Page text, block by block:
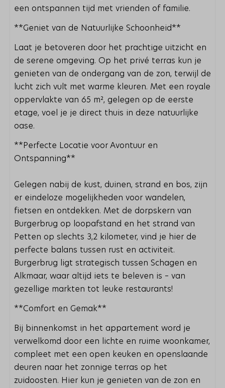
een ontspannen tijd met vrienden of familie.
**Geniet van de Natuurlijke Schoonheid**
Laat je betoveren door het prachtige uitzicht en
de serene omgeving. Op het privé terras kun je
genieten van de ondergang van de zon, terwijl de
lucht zich vult met warme kleuren. Met een royale
oppervlakte van 65 m², gelegen op de eerste
etage, voel je je direct thuis in deze natuurlijke
oase.
**Perfecte Locatie voor Avontuur en
Ontspanning**
Gelegen nabij de kust, duinen, strand en bos, zijn
er eindeloze mogelijkheden voor wandelen,
fietsen en ontdekken. Met de dorpskern van
Burgerbrug op loopafstand en het strand van
Petten op slechts 3,2 kilometer, vind je hier de
perfecte balans tussen rust en activiteit.
Burgerbrug ligt strategisch tussen Schagen en
Alkmaar, waar altijd iets te beleven is – van
gezellige markten tot leuke restaurants!
**Comfort en Gemak**
Bij binnenkomst in het appartement word je
verwelkomd door een lichte en ruime woonkamer,
compleet met een open keuken en openslaande
deuren naar het zonnige terras op het
zuidoosten. Hier kun je genieten van de zon en